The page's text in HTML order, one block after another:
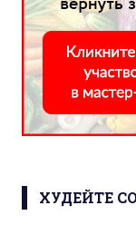
ХУДЕЙТЕ